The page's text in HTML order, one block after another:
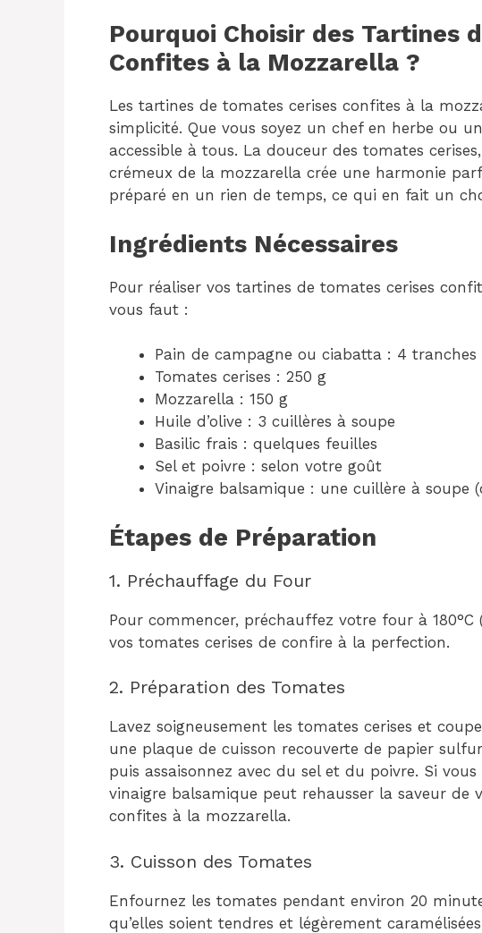
Pourquoi Choisir des Tartines
Confites à la Mozzarella ?
Les tartines de tomates cerises confites à la
simplicité. Que vous soyez un chef en herbe ou
accessible à tous. La douceur des tomates
crémeux de la mozzarella crée une harmonie
préparé en un rien de temps, ce qui en fait un
Ingrédients Nécessaires
Pour réaliser vos tartines de tomates cerises
vous faut :
Pain de campagne ou ciabatta : 4 tranches
Tomates cerises : 250 g
Mozzarella : 150 g
Huile d’olive : 3 cuillères à soupe
Basilic frais : quelques feuilles
Sel et poivre : selon votre goût
Vinaigre balsamique : une cuillère à soupe
Étapes de Préparation
1. Préchauffage du Four
Pour commencer, préchauffez votre four à
vos tomates cerises de confire à la perfection.
2. Préparation des Tomates
Lavez soigneusement les tomates cerises et
une plaque de cuisson recouverte de papier
puis assaisonnez avec du sel et du poivre. Si
vinaigre balsamique peut rehausser la saveur de
confites à la mozzarella.
3. Cuisson des Tomates
Enfournez les tomates pendant environ 20
qu’elles soient tendres et légèrement